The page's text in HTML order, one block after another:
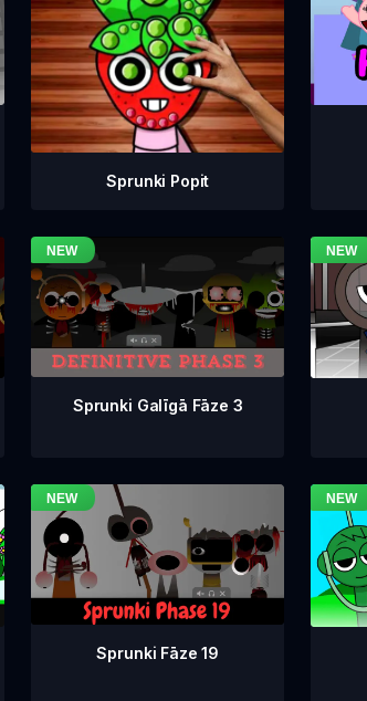
Sprunki Popit
Sprunki Galīgā Fāze 3
Sprunki Fāze 19